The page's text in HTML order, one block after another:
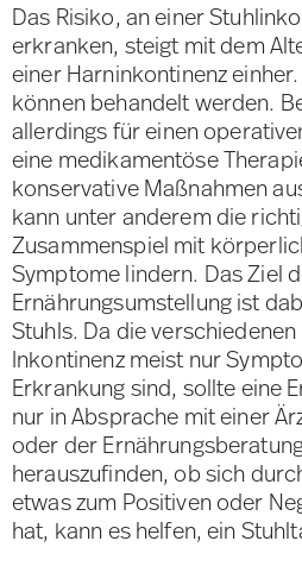
Das Risiko, an einer
erkranken, steigt mit dem
einer Harninkontinenz
können behandelt werden.
allerdings für einen
eine medikamentöse
konservative Maßnahmen
kann unter anderem die
Zusammenspiel mit
Symptome lindern. Das Ziel
Ernährungsumstellung ist
Stuhls. Da die
Inkontinenz meist nur
Erkrankung sind, sollte eine
nur in Absprache mit einer
oder der
herauszufinden, ob sich
etwas zum Positiven oder
hat, kann es helfen, ein